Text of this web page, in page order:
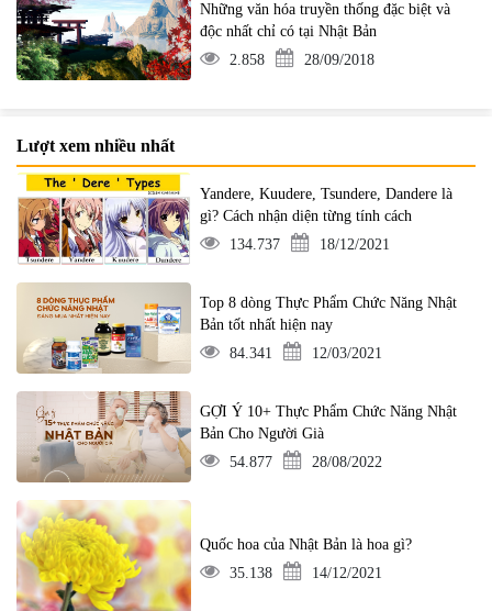
Những văn hóa truyền thống đặc biệt và
độc nhất chỉ có tại Nhật Bản
2.858
28/09/2018
Lượt xem nhiều nhất
Yandere, Kuudere, Tsundere, Dandere là
gì? Cách nhận diện từng tính cách
134.737
18/12/2021
Top 8 dòng Thực Phẩm Chức Năng Nhật
Bản tốt nhất hiện nay
84.341
12/03/2021
GỢI Ý 10+ Thực Phẩm Chức Năng Nhật
Bản Cho Người Già
54.877
28/08/2022
Quốc hoa của Nhật Bản là hoa gì?
35.138
14/12/2021